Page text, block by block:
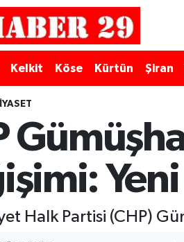
Kelkit Köse Kürtün Şiran
Halk Partisi (CHP)
Haritası
ve Fikstür